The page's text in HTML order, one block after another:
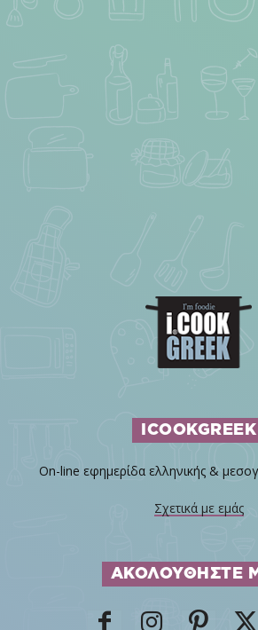
ICOOKGREEK
On-line εφημερίδα ελληνικής &
Σχετικά με εμάς
ΑΚΟΛΟΥΘΗΣΤΕ